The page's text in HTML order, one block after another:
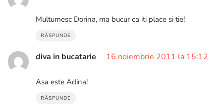
Multumesc Dorina, ma bucur ca iti place si tie!
RĂSPUNDE
diva in bucatarie 16 noiembrie 2011 la 15:12
Asa este Adina!
RĂSPUNDE